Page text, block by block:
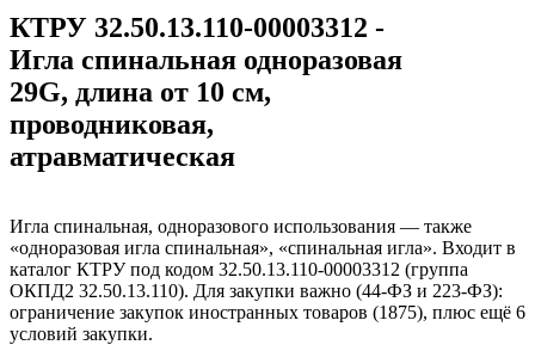
КТРУ 32.50.13.110-00003312 -
Игла спинальная одноразовая
29G, длина от 10 см,
проводниковая,
атравматическая
Игла спинальная, одноразового использования — также
«одноразовая игла спинальная», «спинальная игла». Входит в
каталог КТРУ под кодом 32.50.13.110-00003312 (группа
ОКПД2 32.50.13.110). Для закупки важно (44-ФЗ и 223-ФЗ):
ограничение закупок иностранных товаров (1875), плюс ещё 6
условий закупки.